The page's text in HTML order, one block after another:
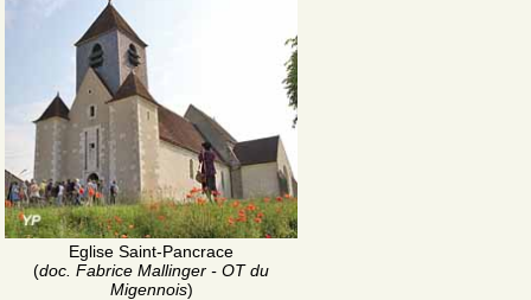
Eglise Saint-Pancrace
(doc. Fabrice Mallinger - OT du
Migennois)